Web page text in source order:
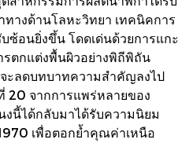
างด้านโลหะวิทยา เทคนิคการ
อนยิ่งขึ้น โดดเด่นด้วยการแกะ
ตกแต่งพื้นผิวอย่างพิถีพิถัน
ะลดบทบาทความสำคัญลงไป
20 จากการแพร่หลายของ
นี้ได้กลับมาได้รับความนิยม
เพื่อตอกย้ำคุณค่าเหนือ